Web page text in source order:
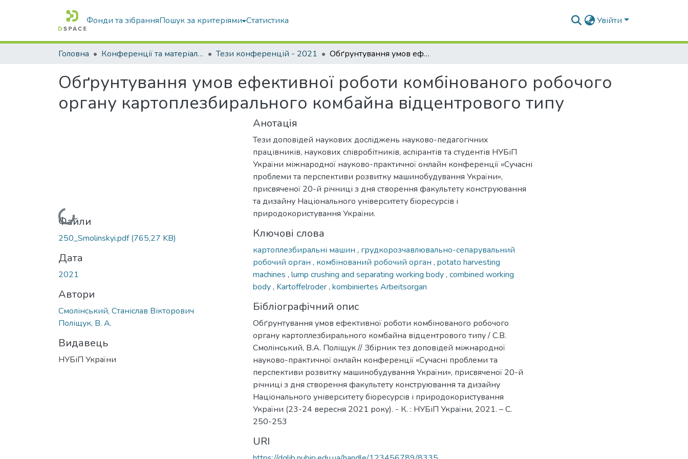
Фонди та зібранняПошук за критеріями Статистика Увійти
Головна Конференції та матеріали конференцій Тези конференцій - 2021 Обґрунтування умов ефективної роботи комбінованого робочого органу картоплезбирального комбайна відцентрового типу
Обґрунтування умов ефективної роботи комбінованого робочого
органу картоплезбирального комбайна відцентрового типу
Вантажиться...
Файли
250_Smolinskyi.pdf(765,27 KB)
Дата
2021
Автори
Смолінський, Станіслав Вікторович
Поліщук, В. А.
Видавець
НУБіП України
Анотація
Тези доповідей наукових досліджень науково-педагогічних
працівників, наукових співробітників, аспірантів та студентів НУБіП
України міжнародної науково-практичної онлайн конференції «Сучасні
проблеми та перспективи розвитку машинобудування України»,
присвяченої 20-й річниці з дня створення факультету конструювання
та дизайну Національного університету біоресурсів і
природокористування України.
Ключові слова
картоплезбиральні машин , грудкорозчавлювально-сепарувальний
робочий орган , комбінований робочий орган , potato harvesting
machines , lump crushing and separating working body, combined working
body, Kartoffelroder, kombiniertes Arbeitsorgan
Бібліографічний опис
Обґрунтування умов ефективної роботи комбінованого робочого
органу картоплезбирального комбайна відцентрового типу / С.В.
Смолінський, В.А. Поліщук // Збірник тез доповідей міжнародної
науково-практичної онлайн конференції «Сучасні проблеми та
перспективи розвитку машинобудування України», присвяченої 20-й
річниці з дня створення факультету конструювання та дизайну
Національного університету біоресурсів і природокористування
України (23-24 вересня 2021 року). - К. : НУБіП України, 2021. – С.
250-253
URI